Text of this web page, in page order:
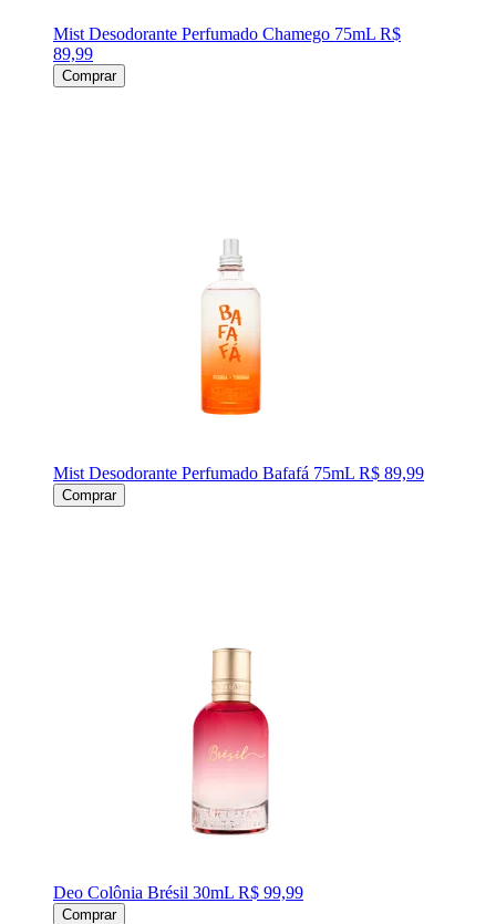
Mist Desodorante Perfumado Chamego 75mL R$
89,99
Comprar
Mist Desodorante Perfumado Bafafá 75mL R$ 89,99
Comprar
Deo Colônia Brésil 30mL R$ 99,99
Comprar